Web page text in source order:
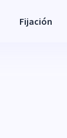
Fijación